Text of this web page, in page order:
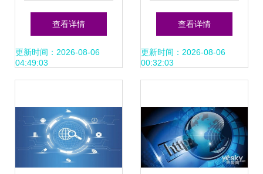
互联网发展的新风
口
查看详情
更新时间：2026-08-06
04:49:03
指南 联系我们获取
更多资料，解锁互
能
查看详情
更新时间：2026-08-06
00:32:03